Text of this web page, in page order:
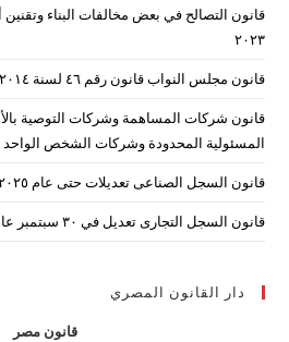
۲۰۲۳
قانون مجلس النواب قانون رقم ٤٦ لسنة ٢٠١٤
قانون شركات المساهمة وشركات التوصية
المسئولية المحدودة وشركات الشخص الواحد
قانون السجل الصناعى تعديلات حتى عام ٢٠٢٥
قانون السجل التجارى تعديل في ٣٠ سبتمبر عام ٢٠٢٠
دار القانون المصري
قانون مصر